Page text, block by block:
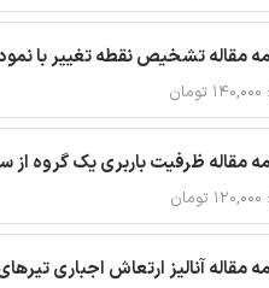
مقاله تشخیص نقطه تغییر با
مقاله ظرفیت باربری یک گروه
مقاله آنالیز ارتعاش اجباری